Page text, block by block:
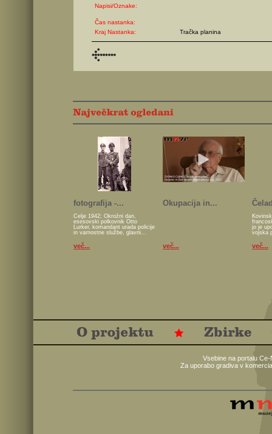
Napisi/Oznake:
Čas nastanka:
Kraj Nastanka:
Tračka planina
fotografija -...
Celje 1942; Okrožni dan,
esesovski polkovnik Otto
Lurker, komandant urada policije
in varnostne službe, glavni...
več...
Okupacija in...
več...
jo je
vojska
več...
Vsebine na portalu
Za uporabo gradiva v